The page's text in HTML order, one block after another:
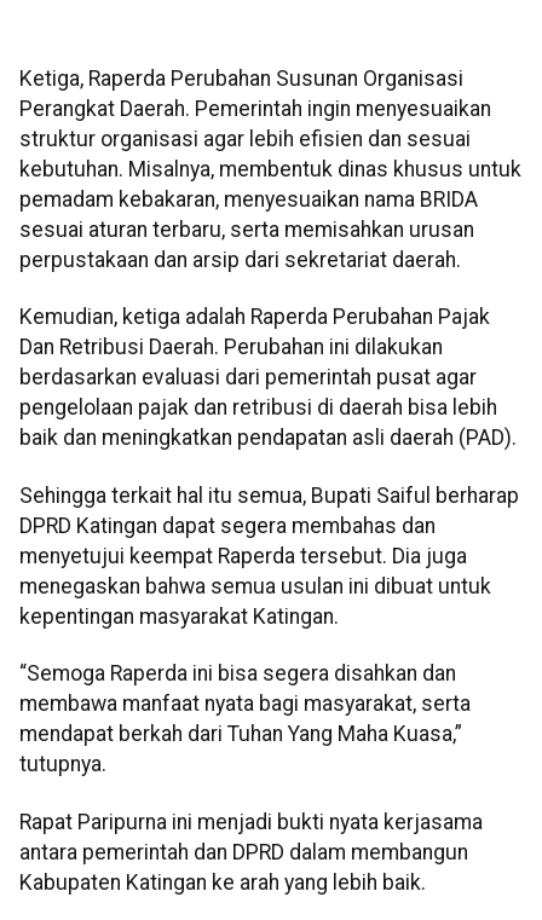
Ketiga, Raperda Perubahan Susunan Organisasi
Perangkat Daerah. Pemerintah ingin menyesuaikan
struktur organisasi agar lebih efisien dan sesuai
kebutuhan. Misalnya, membentuk dinas khusus untuk
pemadam kebakaran, menyesuaikan nama BRIDA
sesuai aturan terbaru, serta memisahkan urusan
perpustakaan dan arsip dari sekretariat daerah.
Kemudian, ketiga adalah Raperda Perubahan Pajak
Dan Retribusi Daerah. Perubahan ini dilakukan
berdasarkan evaluasi dari pemerintah pusat agar
pengelolaan pajak dan retribusi di daerah bisa lebih
baik dan meningkatkan pendapatan asli daerah (PAD).
Sehingga terkait hal itu semua, Bupati Saiful berharap
DPRD Katingan dapat segera membahas dan
menyetujui keempat Raperda tersebut. Dia juga
menegaskan bahwa semua usulan ini dibuat untuk
kepentingan masyarakat Katingan.
“Semoga Raperda ini bisa segera disahkan dan
membawa manfaat nyata bagi masyarakat, serta
mendapat berkah dari Tuhan Yang Maha Kuasa,”
tutupnya.
Rapat Paripurna ini menjadi bukti nyata kerjasama
antara pemerintah dan DPRD dalam membangun
Kabupaten Katingan ke arah yang lebih baik.